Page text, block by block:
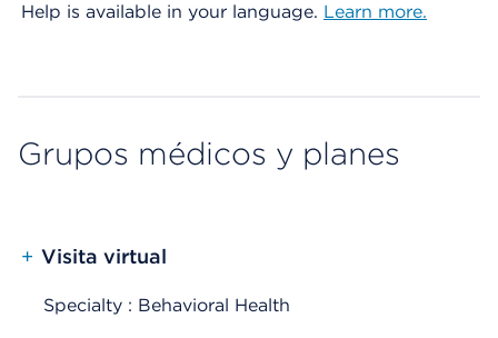
Help is available in your language. Learn more.
Grupos médicos y planes
+ Visita virtual
Specialty : Behavioral Health